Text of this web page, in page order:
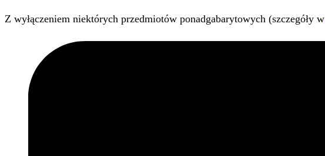
Z wyłączeniem niektórych przedmiotów ponadgabarytowych (szczegóły w